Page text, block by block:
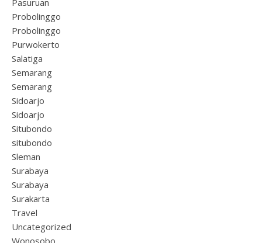
Pasuruan
Probolinggo
Probolinggo
Purwokerto
Salatiga
Semarang
Semarang
Sidoarjo
Sidoarjo
Situbondo
situbondo
Sleman
Surabaya
Surabaya
Surakarta
Travel
Uncategorized
Wonosobo